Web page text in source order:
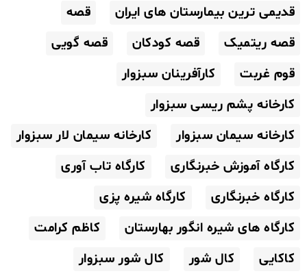
قدیمی ترین بیمارستان های ایران
قصه
قصه ریتمیک
قصه کودکان
قصه گویی
قوم غربت
کارآفرینان سبزوار
کارخانه پشم ریسی سبزوار
کارخانه سیمان سبزوار
کارخانه سیمان لار سبزوار
کارگاه آموزش خبرنگاری
کارگاه تاب آوری
کارگاه خبرنگاری
کارگاه شیره پزی
کارگاه های شیره انگور بهارستان
کاظم کرامت
کاکایی
کال شور
کال شور سبزوار